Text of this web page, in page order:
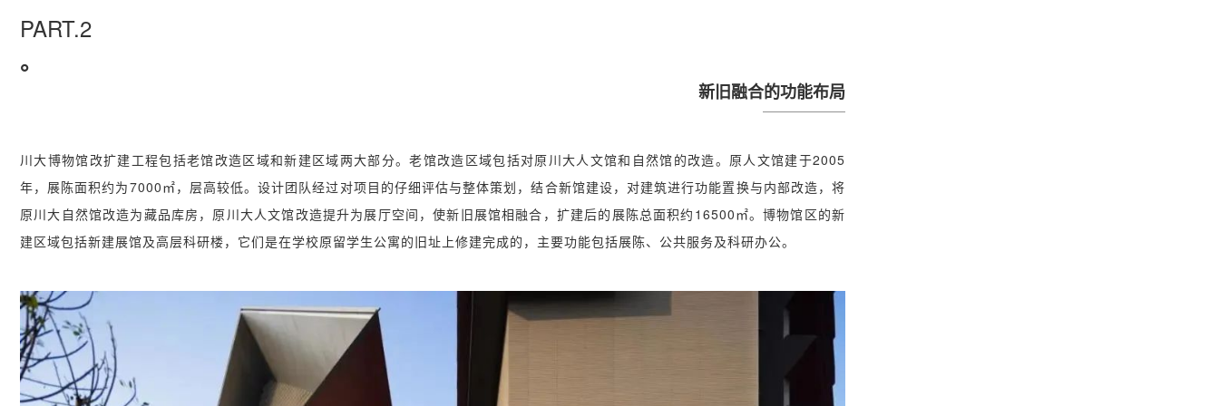
PART.2
。
新旧融合的功能布局
川大博物馆改扩建工程包括老馆改造区域和新建区域两大部分。老馆改造区域包括对原川大人文馆和自然馆的改造。原人文馆建于2005
年，展陈面积约为7000㎡，层高较低。设计团队经过对项目的仔细评估与整体策划，结合新馆建设，对建筑进行功能置换与内部改造，将
原川大自然馆改造为藏品库房，原川大人文馆改造提升为展厅空间，使新旧展馆相融合，扩建后的展陈总面积约16500㎡。博物馆区的新
建区域包括新建展馆及高层科研楼，它们是在学校原留学生公寓的旧址上修建完成的，主要功能包括展陈、公共服务及科研办公。